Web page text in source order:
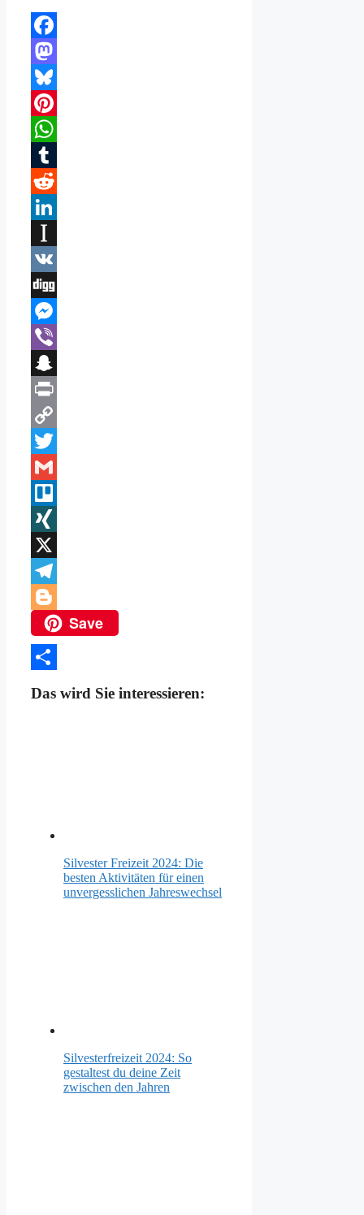
Facebook
Mastodon
Bluesky
Pinterest
WhatsApp
Tumblr
Reddit
Instapaper
VK
Digg
Messenger
Viber
Snapchat
Print
Copy
Link
Twitter
Gmail
Trello
XING
X
Telegram
BloggerSave
Das wird Sie interessieren:
Silvester Freizeit 2024: Die
besten Aktivitäten für einen
unvergesslichen Jahreswechsel
Silvesterfreizeit 2024: So
gestaltest du deine Zeit
zwischen den Jahren